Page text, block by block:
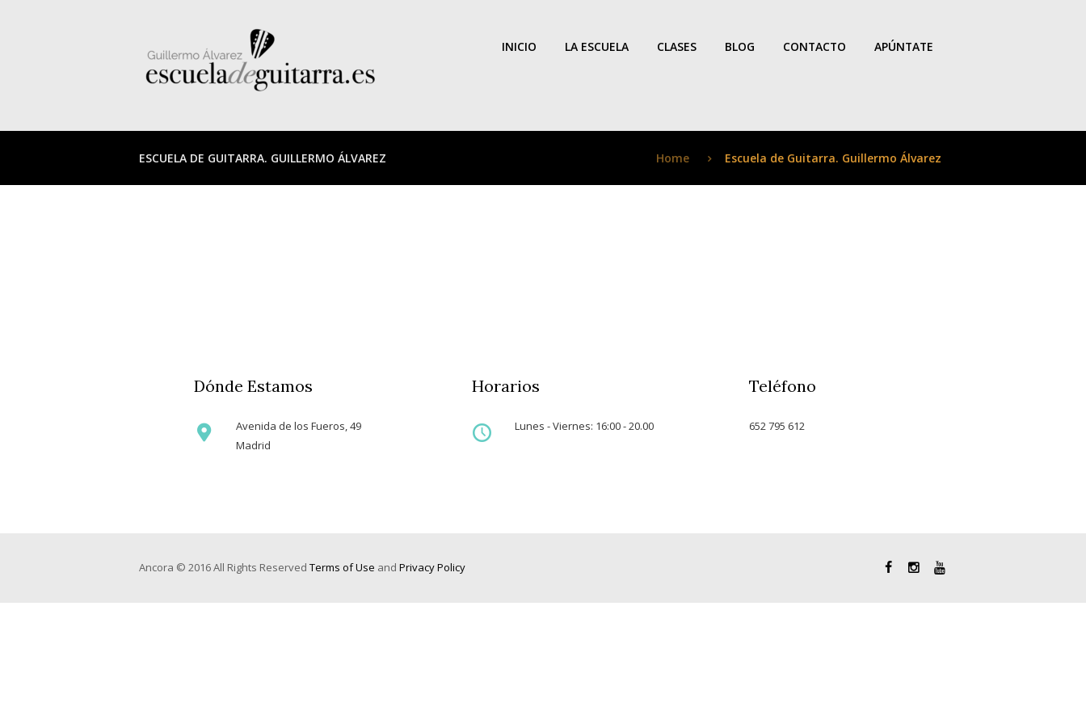
INICIO LA ESCUELA CLASES BLOG CONTACTO APÚNTATE
ESCUELA DE GUITARRA. GUILLERMO ÁLVAREZ Home Escuela de Guitarra. Guillermo Álvarez
Dónde Estamos
Avenida de los Fueros, 49
Madrid
Horarios
Lunes - Viernes: 16:00 - 20.00
Teléfono
652 795 612
Ancora © 2016 All Rights Reserved Terms of Use and Privacy Policy